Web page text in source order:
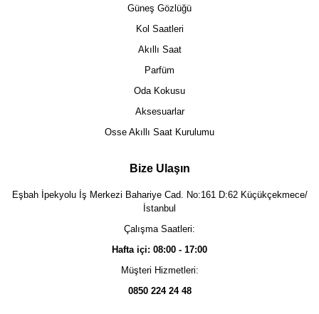
Güneş Gözlüğü
Kol Saatleri
Akıllı Saat
Parfüm
Oda Kokusu
Aksesuarlar
Osse Akıllı Saat Kurulumu
Bize Ulaşın
Eşbah İpekyolu İş Merkezi Bahariye Cad. No:161 D:62 Küçükçekmece/
İstanbul
Çalışma Saatleri:
Hafta içi: 08:00 - 17:00
Müşteri Hizmetleri:
0850 224 24 48